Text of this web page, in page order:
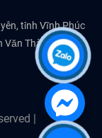
tỉnh Vĩnh Phúc
Văn Thành
|